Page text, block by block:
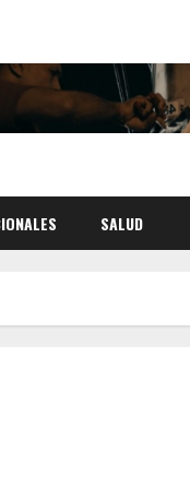
SALUD